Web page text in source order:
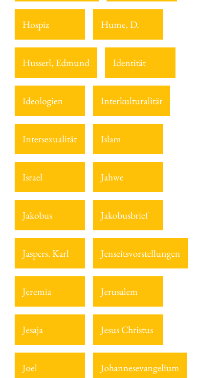
Hospiz Hume, D.
Husserl, Edmund Identität
Ideologien Interkulturalität
Intersexualität Islam
Israel Jahwe
Jakobus Jakobusbrief
Jaspers, Karl Jenseitsvorstellungen
Jeremia Jerusalem
Jesaja Jesus Christus
Joel Johannesevangelium